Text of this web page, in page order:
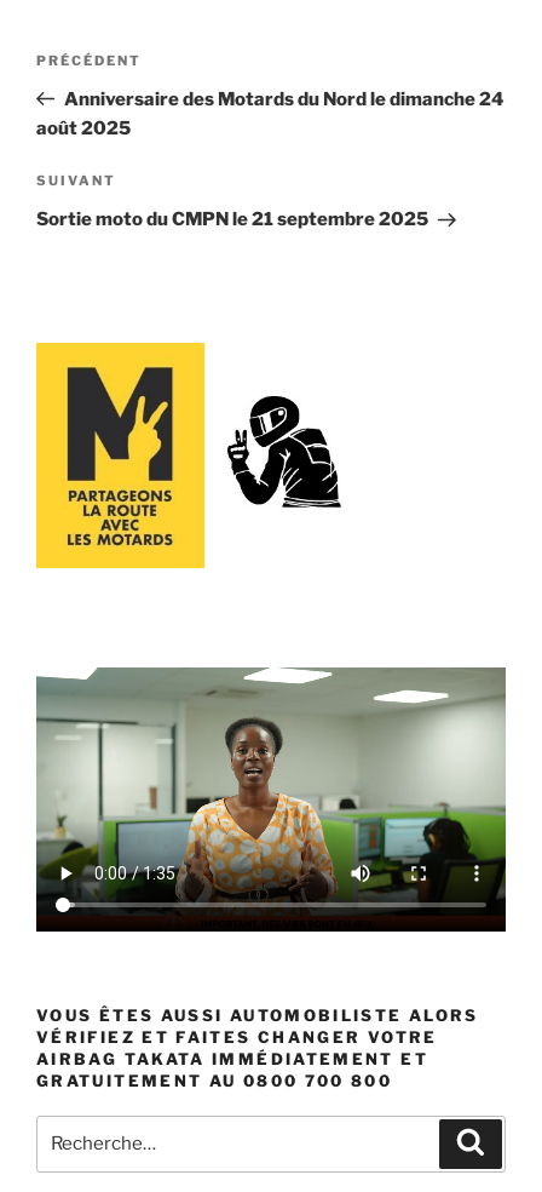
Navigation
l’article
Article
précédent
PRÉCÉDENT
Anniversaire des Motards du Nord le dimanche 24
août 2025
Article
suivant
SUIVANT
Sortie moto du CMPN le 21 septembre 2025
VOUS ÊTES AUSSI AUTOMOBILISTE ALORS
VÉRIFIEZ ET FAITES CHANGER VOTRE
AIRBAG TAKATA IMMÉDIATEMENT ET
GRATUITEMENT AU 0800 700 800
pour